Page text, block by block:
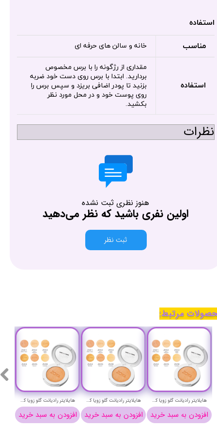
استفاده
مناسب خانه و سالن های حرفه ای
استفاده
مقداری از رژگونه را با برس مخصوص
بردارید. ابتدا با برس روی دست خود ضربه
بزنید تا پودر اضافی بریزد و سپس برس را
روی پوست خود و در محل مورد نظر
بکشید.
نظرات
هنوز نظری ثبت نشده
اولین نفری باشید که نظر می‌دهید
ثبت نظر
هایلایتر رادیانت گلو زویا کد 2 - ZOYA HIGHLIGHTER RADIANT GLOW
افزودن به سبد خرید
هایلایتر رادیانت گلو زویا کد 3 - ZOYA HIGHLIGHTER RADIANT GLOW
افزودن به سبد خرید
هایلایتر رادیانت گلو زویا کد 4 - ZOYA HIGHLIGHTER RADIANT GLOW
افزودن به سبد خرید
مرتبط: